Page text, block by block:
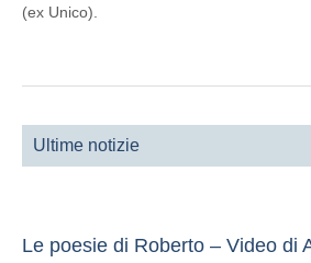
(ex Unico).
Ultime notizie
Le poesie di Roberto – Video di